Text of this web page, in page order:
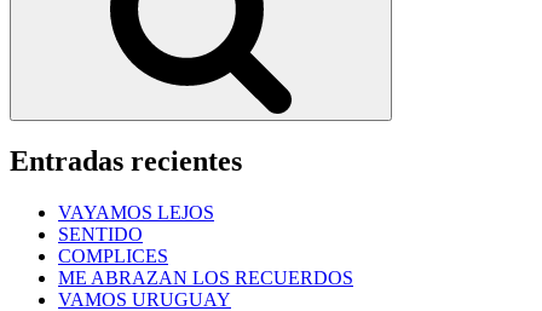
Entradas recientes
VAYAMOS LEJOS
SENTIDO
COMPLICES
ME ABRAZAN LOS RECUERDOS
VAMOS URUGUAY